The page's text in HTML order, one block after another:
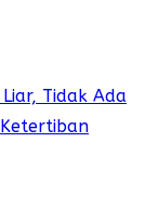
Tidak Ada